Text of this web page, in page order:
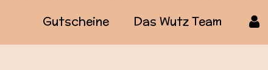
Gutscheine
Das Wutz Team